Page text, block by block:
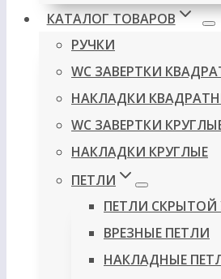
КАТАЛОГ ТОВАРОВ
РУЧКИ
WC ЗАВЕРТКИ
НАКЛАДКИ
WC ЗАВЕРТКИ
НАКЛАДКИ КРУГЛЫЕ
ПЕТЛИ
ПЕТЛИ СКРЫТОЙ
ВРЕЗНЫЕ ПЕТЛИ
НАКЛАДНЫЕ